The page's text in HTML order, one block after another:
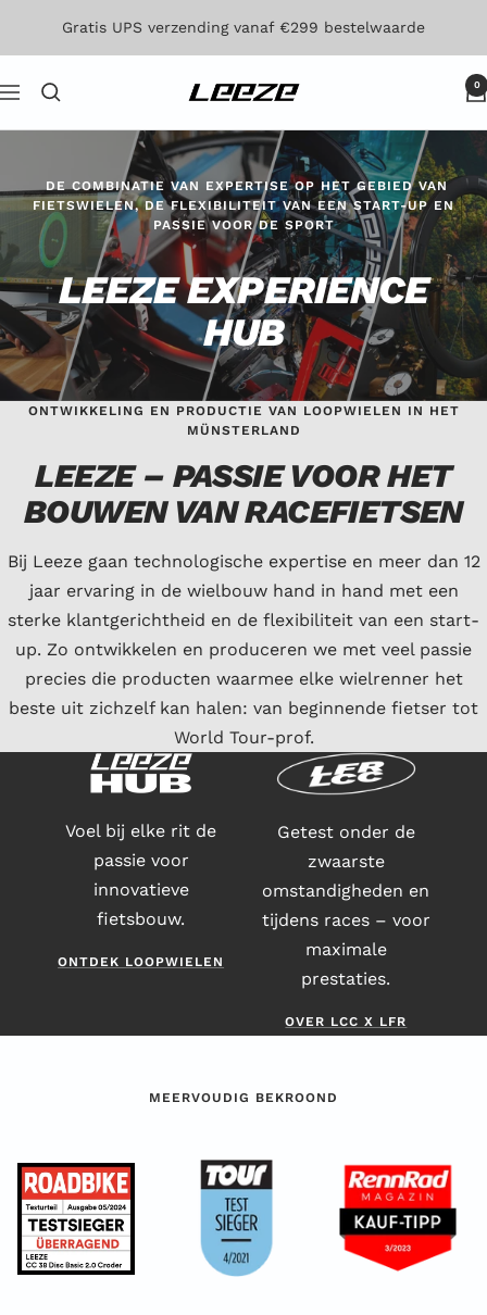
inhoud
Gratis UPS verzending vanaf €299 bestelwaarde
Navigatie Leeze 0
DE COMBINATIE VAN EXPERTISE OP HET GEBIED VAN
FIETSWIELEN, DE FLEXIBILITEIT VAN EEN START-UP EN
PASSIE VOOR DE SPORT
LEEZE EXPERIENCE
HUB
ONTWIKKELING EN PRODUCTIE VAN LOOPWIELEN IN HET
MÜNSTERLAND
LEEZE – PASSIE VOOR HET
BOUWEN VAN RACEFIETSEN
Bij Leeze gaan technologische expertise en meer dan 12
jaar ervaring in de wielbouw hand in hand met een
sterke klantgerichtheid en de flexibiliteit van een start-
up. Zo ontwikkelen en produceren we met veel passie
precies die producten waarmee elke wielrenner het
beste uit zichzelf kan halen: van beginnende fietser tot
World Tour-prof.
Voel bij elke rit de
passie voor
innovatieve
fietsbouw.
ONTDEK LOOPWIELEN
Getest onder de
zwaarste
omstandigheden en
tijdens races – voor
maximale
prestaties.
OVER LCC X LFR
MEERVOUDIG BEKROOND